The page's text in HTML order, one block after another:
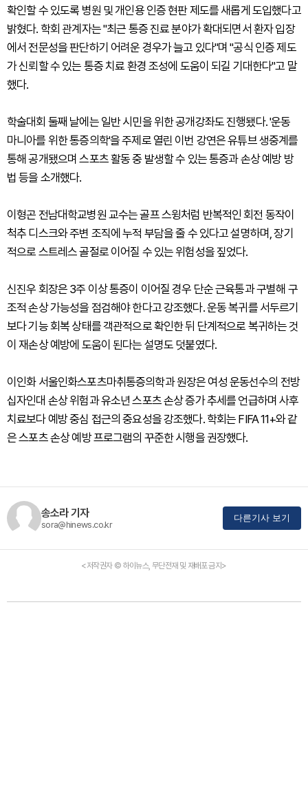
확인할 수 있도록 병원 및 개인용 인증 현판 제도를 새롭게 도입했다고
밝혔다. 학회 관계자는 "최근 통증 진료 분야가 확대되면서 환자 입장
에서 전문성을 판단하기 어려운 경우가 늘고 있다"며 "공식 인증 제도
가 신뢰할 수 있는 통증 치료 환경 조성에 도움이 되길 기대한다"고 말
했다.
학술대회 둘째 날에는 일반 시민을 위한 공개강좌도 진행됐다. '운동
마니아를 위한 통증의학'을 주제로 열린 이번 강연은 유튜브 생중계를
통해 공개됐으며 스포츠 활동 중 발생할 수 있는 통증과 손상 예방 방
법 등을 소개했다.
이형곤 전남대학교병원 교수는 골프 스윙처럼 반복적인 회전 동작이
척추 디스크와 주변 조직에 누적 부담을 줄 수 있다고 설명하며, 장기
적으로 스트레스 골절로 이어질 수 있는 위험성을 짚었다.
신진우 회장은 3주 이상 통증이 이어질 경우 단순 근육통과 구별해 구
조적 손상 가능성을 점검해야 한다고 강조했다. 운동 복귀를 서두르기
보다 기능 회복 상태를 객관적으로 확인한 뒤 단계적으로 복귀하는 것
이 재손상 예방에 도움이 된다는 설명도 덧붙였다.
이인화 서울인화스포츠마취통증의학과 원장은 여성 운동선수의 전방
십자인대 손상 위험과 유소년 스포츠 손상 증가 추세를 언급하며 사후
치료보다 예방 중심 접근의 중요성을 강조했다. 학회는 FIFA 11+와 같
은 스포츠 손상 예방 프로그램의 꾸준한 시행을 권장했다.
송소라 기자
sora@hinews.co.kr
다른기사 보기
<저작권자 © 하이뉴스, 무단전재 및 재배포 금지>